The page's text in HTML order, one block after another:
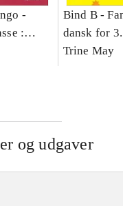
-
:
Bind B -
dansk for
grundbog --
Trine May
og udgaver